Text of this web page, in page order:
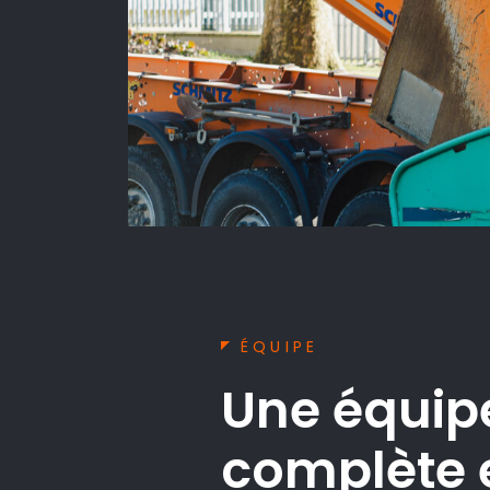
ÉQUIPE
Une
complète